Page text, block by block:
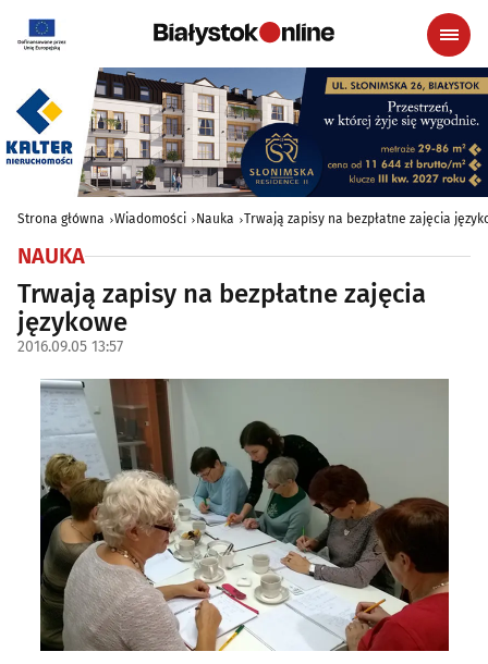
Strona główna Wiadomości Nauka Trwają zapisy na bezpłatne zajęcia
NAUKA
Trwają zapisy na bezpłatne zajęcia
językowe
2016.09.05 13:57